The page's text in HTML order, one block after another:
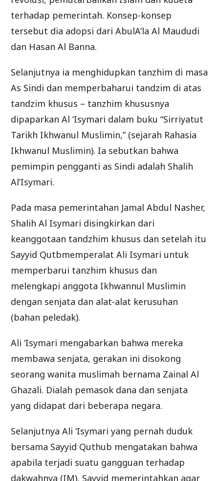
terhadap pemerintah. Konsep-konsep
tersebut dia adopsi dari AbulA’la Al Maududi
dan Hasan Al Banna.
Selanjutnya ia menghidupkan tanzhim di masa
As Sindi dan memperbaharui tandzim di atas
tandzim khusus – tanzhim khususnya
dipaparkan Al ‘Isymari dalam buku “Sirriyatut
Tarikh Ikhwanul Muslimin,” (sejarah Rahasia
Ikhwanul Muslimin). Ia sebutkan bahwa
pemimpin pengganti as Sindi adalah Shalih
Al’Isymari.
Pada masa pemerintahan Jamal Abdul Nasher,
Shalih Al Isymari disingkirkan dari
keanggotaan tandzhim khusus dan setelah itu
Sayyid Qutbmemperalat Ali Isymari untuk
memperbarui tanzhim khusus dan
melengkapi anggota Ikhwannul Muslimin
dengan senjata dan alat-alat kerusuhan
(bahan peledak).
Ali ‘Isymari mengabarkan bahwa mereka
membawa senjata, gerakan ini disokong
seorang wanita muslimah bernama Zainal Al
Ghazali. Dialah pemasok dana dan senjata
yang didapat dari beberapa negara.
Selanjutnya Ali ‘Isymari yang pernah duduk
bersama Sayyid Quthub mengatakan bahwa
apabila terjadi suatu gangguan terhadap
dakwahnya (IM), Sayyid memerintahkan agar